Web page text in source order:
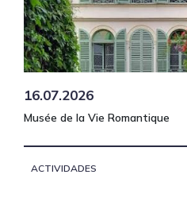
16.07.2026
Musée de la Vie Romantique
ACTIVIDADES